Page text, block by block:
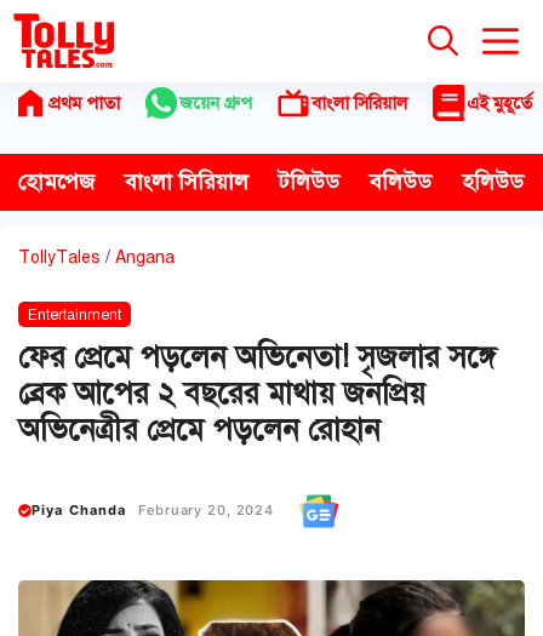
Skip
content
প্রথম পাতা জয়েন গ্রুপ বাংলা সিরিয়াল এই মুহূর্তে
হোমপেজ বাংলা সিরিয়াল টলিউড বলিউড হলিউড
TollyTales / Angana
Entertainment
ফের প্রেমে পড়লেন অভিনেতা! সৃজলার সঙ্গে
ব্রেক আপের ২ বছরের মাথায় জনপ্রিয়
অভিনেত্রীর প্রেমে পড়লেন রোহান
Piya Chanda February 20, 2024